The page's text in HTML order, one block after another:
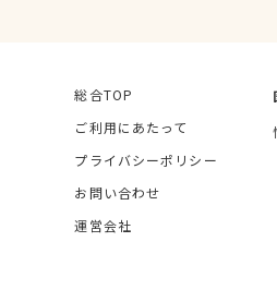
総合TOP
ご利用にあたって
プライバシーポリシー
お問い合わせ
運営会社